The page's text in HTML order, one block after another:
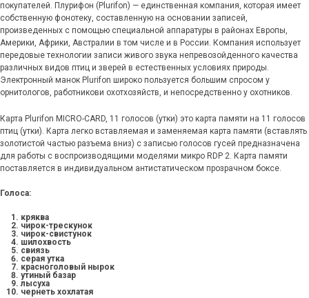
покупателей. Плурифон (Plurifon) — единственная компания, которая имеет
собственную фонотеку, составленную на основании записей,
произведенных с помощью специальной аппаратуры в районах Европы,
Америки, Африки, Австралии в том числе и в России. Компания использует
передовые технологии записи живого звука непревозойденного качества
различных видов птиц и зверей в естественных условиях природы.
Электронный манок Plurifon широко пользуется большим спросом у
орнитологов, работникови охотхозяйств, и непосредственно у охотников.
Карта Plurifon MICRO-CARD, 11 голосов (утки) это карта памяти на 11 голосов
птиц (утки). Карта легко вставляемая и заменяемая карта памяти (вставлять
золотистой частью разъема вниз) с записью голосов гусей предназначена
для работы с воспроизводящими моделями микро RDP 2. Карта памяти
поставляется в индивидуальном антистатическом прозрачном боксе.
Голоса:
кряква
чирок-трескунок
чирок-свистунок
шилохвость
свиязь
серая утка
красноголовый нырок
утиный базар
лысуха
чернеть хохлатая